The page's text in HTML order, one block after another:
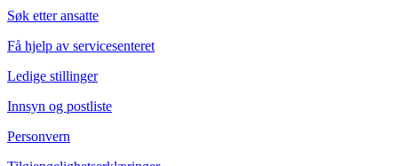
Søk etter ansatte
Få hjelp av servicesenteret
Ledige stillinger
Innsyn og postliste
Personvern